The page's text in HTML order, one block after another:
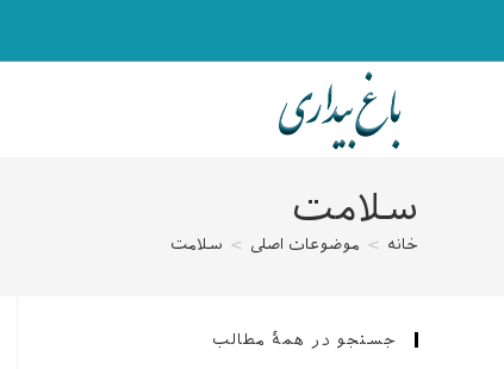
سلامت
خانه > موضوعات اصلی > سلامت
جستجو در همهٔ مطالب